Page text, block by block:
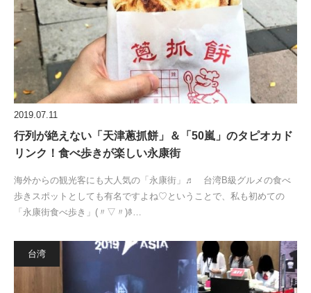
2019.07.11
行列が絶えない「天津蔥抓餅」＆「50嵐」のタピオカド
リンク！食べ歩きが楽しい永康街
海外からの観光客にも大人気の「永康街」♬ 台湾B級グルメの食べ
歩きスポットとしても有名ですよね♡ということで、私も初めての
「永康街食べ歩き」(〃▽〃)ﾎ…
台湾